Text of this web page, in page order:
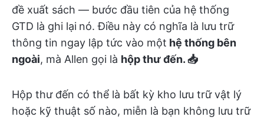
đề xuất sách — bước đầu tiên của hệ thống
GTD là ghi lại nó. Điều này có nghĩa là lưu trữ
thông tin ngay lập tức vào một hệ thống bên
ngoài, mà Allen gọi là hộp thư đến. 📥
Hộp thư đến có thể là bất kỳ kho lưu trữ vật lý
hoặc kỹ thuật số nào, miễn là bạn không lưu trữ